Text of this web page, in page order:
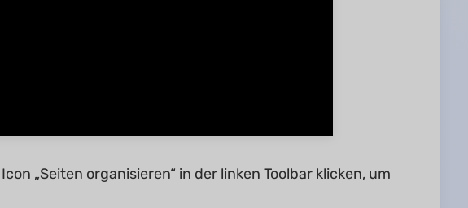
„Seiten organisieren“ in der linken Toolbar klicken, um